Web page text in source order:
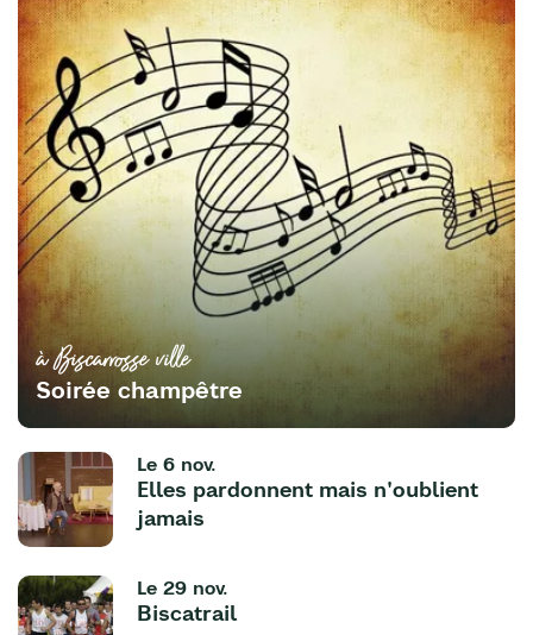
à Biscarrosse ville
Soirée champêtre
Le 6 nov.
Elles pardonnent mais n'oublient
jamais
Le 29 nov.
Biscatrail